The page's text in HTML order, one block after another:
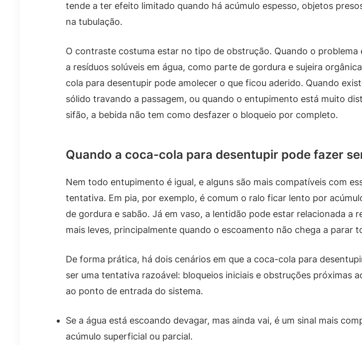
tende a ter efeito limitado quando há acúmulo espesso, objetos
na tubulação.
O contraste costuma estar no tipo de obstrução. Quando o problema
a resíduos solúveis em água, como parte de gordura e sujeira
cola para desentupir pode amolecer o que ficou aderido. Quando
sólido travando a passagem, ou quando o entupimento está muito
sifão, a bebida não tem como desfazer o bloqueio por completo.
Quando a coca-cola para desentupir pode fazer
Nem todo entupimento é igual, e alguns são mais compatíveis com
tentativa. Em pia, por exemplo, é comum o ralo ficar lento por
de gordura e sabão. Já em vaso, a lentidão pode estar relacionada a
mais leves, principalmente quando o escoamento não chega a parar
De forma prática, há dois cenários em que a coca-cola para
ser uma tentativa razoável: bloqueios iniciais e obstruções próximas
ao ponto de entrada do sistema.
Se a água está escoando devagar, mas ainda vai, é um sinal mais
acúmulo superficial ou parcial.